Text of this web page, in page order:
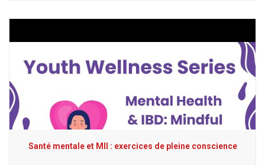
Santé mentale et MII : exercices de pleine conscience